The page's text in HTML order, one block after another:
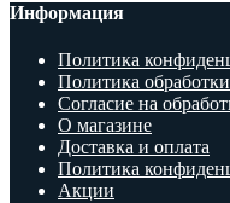
Информация
Политика
Политика
Согласие на
О магазине
Доставка и оплата
Политика
Акции